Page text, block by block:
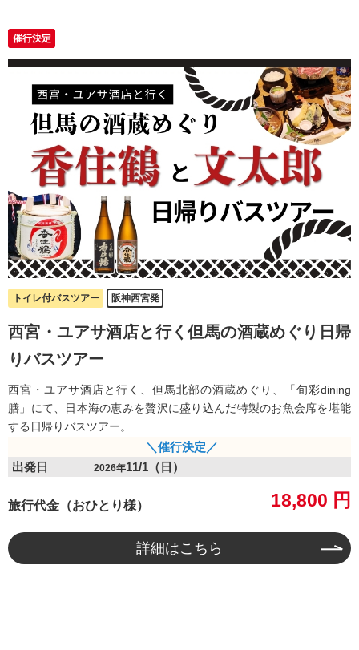
高知
南紀白浜（和歌山）
ディズニー
USJ
テーマパーク
信州観光
スキーツアー
お客様サポート
催行決定
トイレ付バスツアー 阪神西宮発
西宮・ユアサ酒店と行く但馬の酒蔵めぐり日帰
りバスツアー
西宮・ユアサ酒店と行く、但馬北部の酒蔵めぐり、「旬彩dining
膳」にて、日本海の恵みを贅沢に盛り込んだ特製のお魚会席を堪能
する日帰りバスツアー。
＼催行決定／
出発日
2026年11/1（日）
旅行代金（おひとり様） 18,800 円
詳細はこちら